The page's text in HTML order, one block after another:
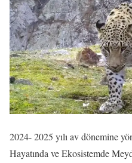
2024- 2025 yılı av dönemine
Hayatında ve Ekosistemde